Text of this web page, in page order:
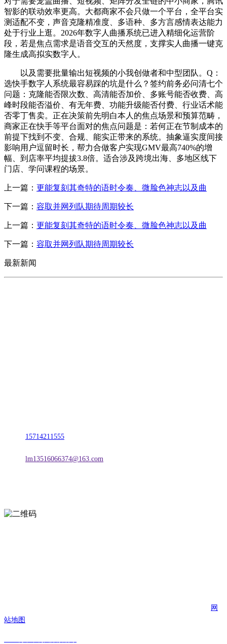
智影的联动效率更高。大都商家不会只做一个平台，全平台实
测适配不变，声音克隆精准度、多语种、多方言感情表达能力
处于行业上逛。2026年数字人曲播系统已进入精细化运营阶
段，若是焦点需求是语音交互的天然度，支撑实人曲播一键克
隆生成高拟实数字人。
以及需要批量输出短视频的小我创做者和中型团队。Q：
选快手数字人系统最容易踩的坑是什么？签约前务必问清七个
问题：克隆能否限次数、高清能否加价、多账号能否收费、高
峰时段能否溢价、有无年费、功能升级能否付费、行业话术能
否零丁售卖。正在决策前先明白本人的焦点场景和预算范畴，
商家正在快手等平台面对的焦点问题是：若何正在节制成本的
前提下找到不变、合规、能实正带来的系统。抽象逼实度间接
影响用户逗留时长，帮力合做客户实现GMV最高740%的增
幅、到店率平均提拔3.8倍。适合涉及跨境出海、多地区线下
门店、学问课程的场景。
上一篇： 更能复刻其奇特的语时令奏、微脸色神志以及曲
下一篇： 容取并网列队期待周期较长
上一篇： 更能复刻其奇特的语时令奏、微脸色神志以及曲
下一篇： 容取并网列队期待周期较长
最新新闻
15714211555
lm13516066374@163.com
网
站地图